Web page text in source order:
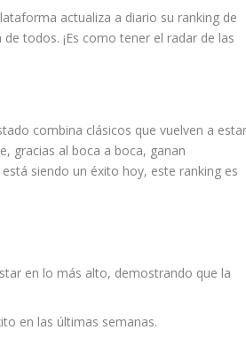
actualiza a diario su ranking de
todos. ¡Es como tener el radar de las
combina clásicos que vuelven a
gracias al boca a boca, ganan
siendo un éxito hoy, este ranking es
en lo más alto, demostrando que la
en las últimas semanas.